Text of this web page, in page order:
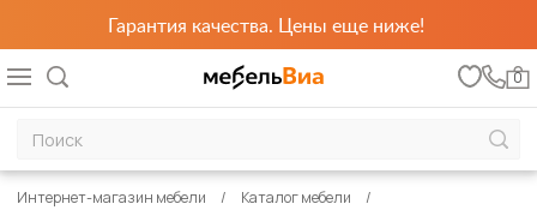
Гарантия качества. Цены еще ниже!
0
Интернет-магазин мебели
Каталог мебели